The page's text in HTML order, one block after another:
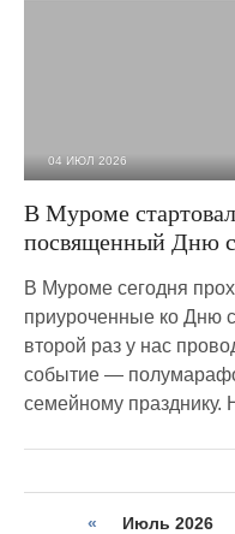
04 ИЮЛ 2026
В Муроме
посвященный Дню
В Муроме сегодня
приуроченные ко Дню
второй раз у нас
событие —
семейному празднику.
« Июль 2026